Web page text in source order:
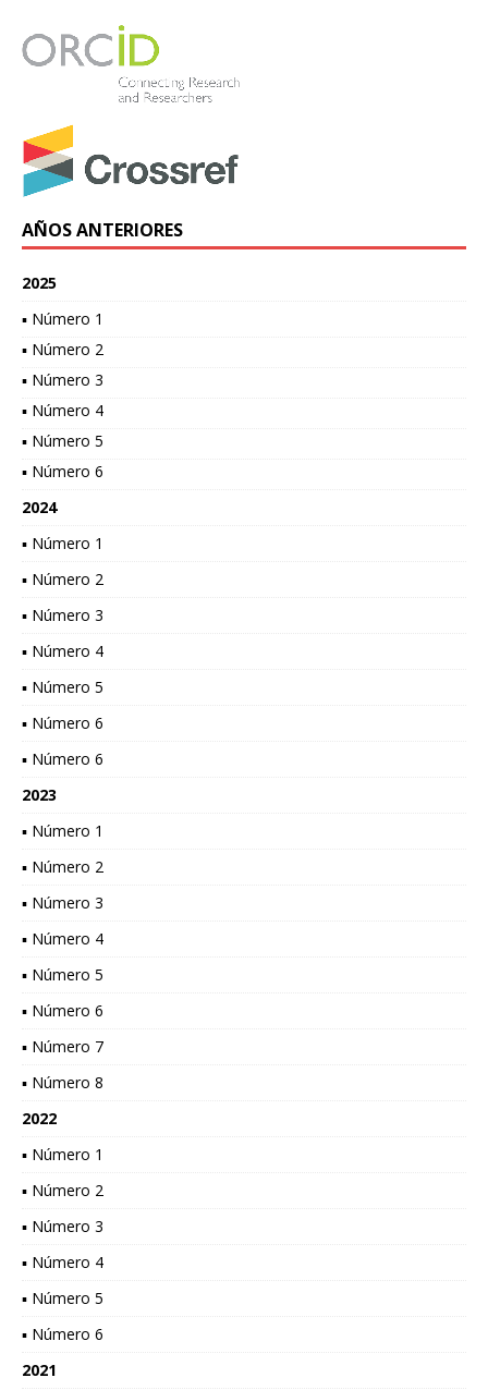
AÑOS ANTERIORES
2025
▪ Número 1
▪ Número 2
▪ Número 3
▪ Número 4
▪ Número 5
▪ Número 6
2024
▪ Número 1
▪ Número 2
▪ Número 3
▪ Número 4
▪ Número 5
▪ Número 6
▪ Número 6
2023
▪ Número 1
▪ Número 2
▪ Número 3
▪ Número 4
▪ Número 5
▪ Número 6
▪ Número 7
▪ Número 8
2022
▪ Número 1
▪ Número 2
▪ Número 3
▪ Número 4
▪ Número 5
▪ Número 6
2021